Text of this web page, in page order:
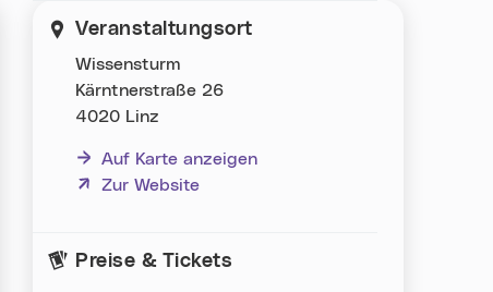
Veranstaltungsort
Wissensturm
Kärntnerstraße 26
4020 Linz
Auf Karte anzeigen
Zur Website
(neues Fenster)
Preise & Tickets